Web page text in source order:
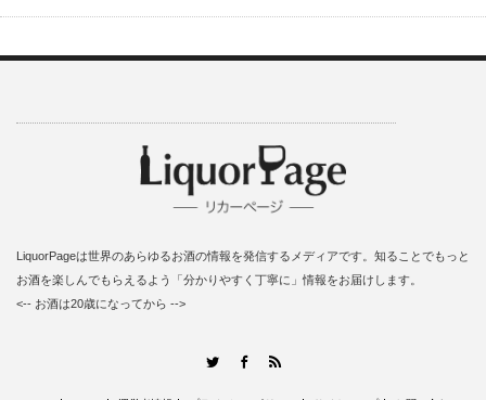
LiquorPageは世界のあらゆるお酒の情報を発信するメディアです。知ることでもっと
お酒を楽しんでもらえるよう「分かりやすく丁寧に」情報をお届けします。
<-- お酒は20歳になってから -->
TwitterFacebook